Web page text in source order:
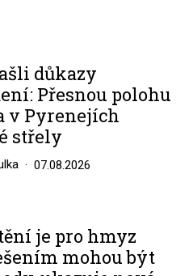
důkazy
Přesnou polohu
v Pyrenejích
střely
07.08.2026
je pro hmyz
mohou být